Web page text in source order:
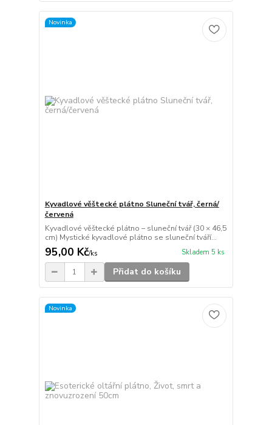
Novinka
Kyvadlové věštecké plátno Sluneční tvář, černá/
červená
Kyvadlové věštecké plátno – sluneční tvář (30 × 46,5
cm) Mystické kyvadlové plátno se sluneční tváří...
95,00 Kč/ks Skladem 5 ks
Přidat do košíku
Novinka